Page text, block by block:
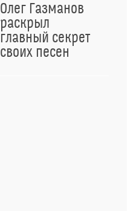
Олег Газманов
раскрыл
главный секрет
своих песен